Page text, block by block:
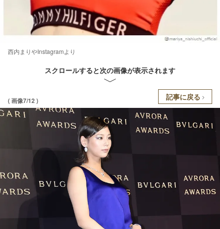
西内まりやInstagramより
スクロールすると次の画像が表示されます
( 画像7/12 ) 記事に戻る